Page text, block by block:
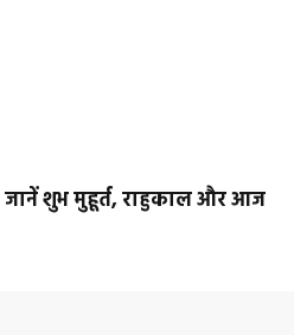
जानें शुभ मुहूर्त, राहुकाल और आज